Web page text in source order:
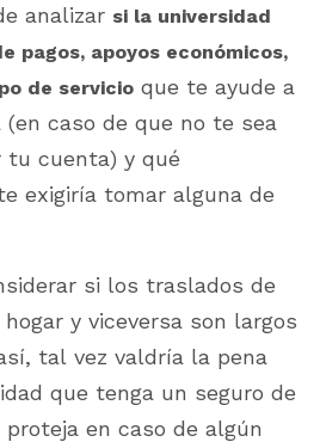
analizar si la universidad
pagos, apoyos económicos,
de servicio que te ayude a
caso de que no te sea
tu cuenta) y qué
exigiría tomar alguna de
si los traslados de
y viceversa son largos
tal vez valdría la pena
que tenga un seguro de
en caso de algún